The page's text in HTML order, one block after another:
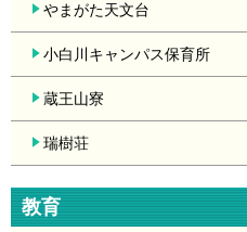
やまがた天文台
小白川キャンパス保育所
蔵王山寮
瑞樹荘
教育